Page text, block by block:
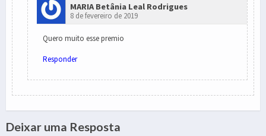
MARIA Betânia Leal Rodrigues
8 de fevereiro de 2019
Quero muito esse premio
Responder
Deixar uma Resposta